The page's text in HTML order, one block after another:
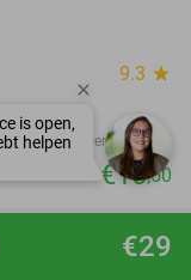
€29
9.3 star
Regulier €19
€10,50
favorite_border